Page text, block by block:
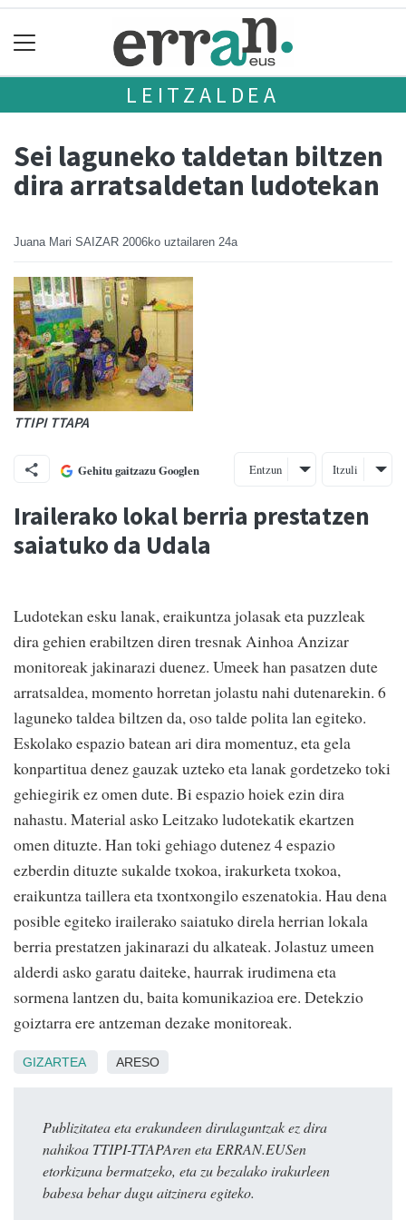
LEITZALDEA
Sei laguneko taldetan biltzen
dira arratsaldetan ludotekan
Juana Mari SAIZAR 2006ko uztailaren 24a
TTIPI TTAPA
Gehitu gaitzazu Googlen Entzun Itzuli
Irailerako lokal berria prestatzen
saiatuko da Udala
Ludotekan esku lanak, eraikuntza jolasak eta puzzleak
dira gehien erabiltzen diren tresnak Ainhoa Anzizar
monitoreak jakinarazi duenez. Umeek han pasatzen dute
arratsaldea, momento horretan jolastu nahi dutenarekin. 6
laguneko taldea biltzen da, oso talde polita lan egiteko.
Eskolako espazio batean ari dira momentuz, eta gela
konpartitua denez gauzak uzteko eta lanak gordetzeko toki
gehiegirik ez omen dute. Bi espazio hoiek ezin dira
nahastu. Material asko Leitzako ludotekatik ekartzen
omen dituzte. Han toki gehiago dutenez 4 espazio
ezberdin dituzte sukalde txokoa, irakurketa txokoa,
eraikuntza taillera eta txontxongilo eszenatokia. Hau dena
posible egiteko irailerako saiatuko direla herrian lokala
berria prestatzen jakinarazi du alkateak. Jolastuz umeen
alderdi asko garatu daiteke, haurrak irudimena eta
sormena lantzen du, baita komunikazioa ere. Detekzio
goiztarra ere antzeman dezake monitoreak.
GIZARTEA ARESO
Publizitatea eta erakundeen dirulaguntzak ez dira
nahikoa TTIPI-TTAPAren eta ERRAN.EUSen
etorkizuna bermatzeko, eta zu bezalako irakurleen
babesa behar dugu aitzinera egiteko.